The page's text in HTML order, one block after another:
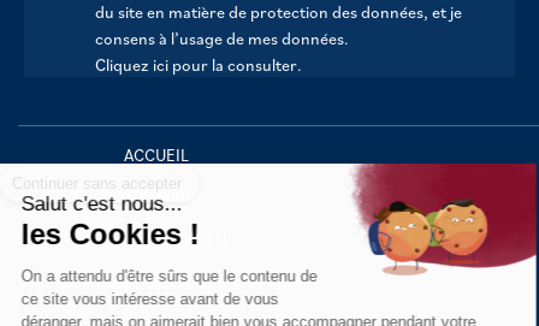
du site en matière de protection des données, et je
consens à l’usage de mes données.
Cliquez ici pour la consulter.
ACCUEIL
VOTRE MAIRIE
VOTRE QUOTIDIEN
AU FIL DE LA VIE
Salut c'est nous...
les Cookies !
On a attendu d'être sûrs que le contenu de
ce site vous intéresse avant de vous
déranger, mais on aimerait bien vous accompagner pendant votre